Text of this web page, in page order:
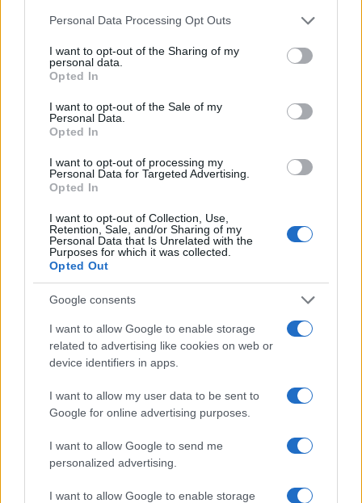
Please note that this website/app uses one or more Google
not limited to your visit or usage behaviour. You may click to
grant or deny consent to Google and its third-party tags to
use your data for below specified purposes in below Google
consent section.
Personal Data Processing Opt Outs
I want to opt-out of the Sharing of my
personal data.
Opted In
I want to opt-out of the Sale of my
Personal Data.
Opted In
I want to opt-out of processing my
Personal Data for Targeted Advertising.
Opted In
I want to opt-out of Collection, Use,
Retention, Sale, and/or Sharing of my
Personal Data that Is Unrelated with the
Purposes for which it was collected.
Opted Out
Google consents
I want to allow Google to enable storage
related to advertising like cookies on web or
device identifiers in apps.
I want to allow my user data to be sent to
Google for online advertising purposes.
I want to allow Google to send me
personalized advertising.
I want to allow Google to enable storage
Pimesa impulsa vivienda protegida y
rehabilitación con recursos propios
Pimesa anunció una inversión de 5,1 millones en 2026 y duplica su
beneficio neto, respaldando proyectos como el Plan Casa Fácil y…
Andrés Rodríguez · 2 Abr 2026
COTIZACIONES CRYPTO
Nombre Precio
Bitcoin $65,187.00